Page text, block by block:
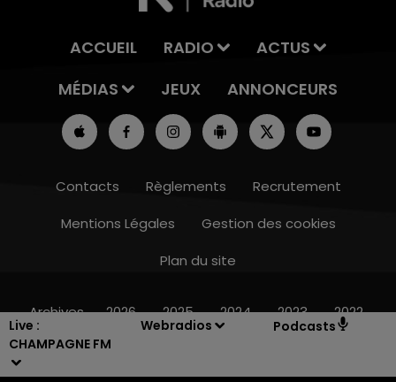
Live :
CHAMPAGNE FM
Webradios Podcasts
16h00 - 20h00
ACCUEIL RADIO
ACTUS
MÉDIAS
JEUX ANNONCEURS
Contacts Règlements
Recrutement
Mentions Légales
Gestion des cookies
Plan du site
Archives 2026 2025 2024 2023 2022